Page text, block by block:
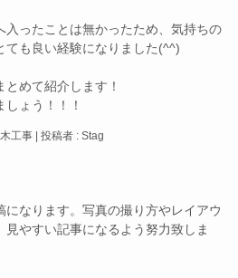
入ったことは無かったため、気持ちの
ても良い経験になりました(^^)
めて紹介します！
ょう！！！
工事
投稿者 : Stag
です！
なります。写真の撮り方やレイアウ
見やすい記事になるよう努力致しま